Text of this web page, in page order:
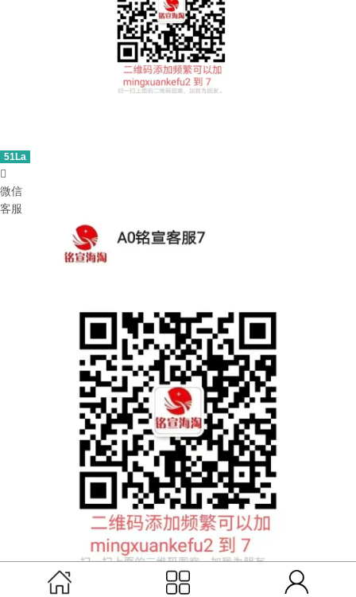
51La

微信
客服
扫码联系铭宣客服